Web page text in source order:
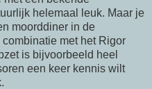
helemaal leuk. Maar je
moorddiner in de
met het Rigor
is bijvoorbeeld heel
een keer kennis wilt